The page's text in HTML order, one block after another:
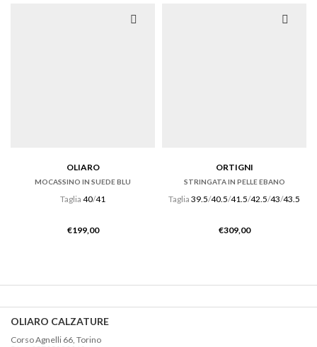
OLIARO
MOCASSINO IN SUEDE BLU
Taglia 40/41
€199,00
ORTIGNI
STRINGATA IN PELLE EBANO
Taglia 39.5/40.5/41.5/42.5/43/43.5
€309,00
OLIARO CALZATURE
Corso Agnelli 66, Torino